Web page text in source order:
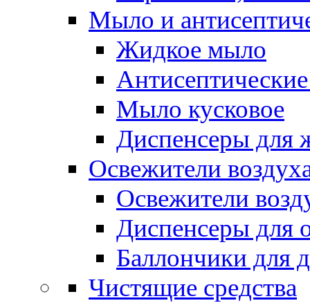
Мыло и
Жидкое мыло
Мыло кусковое
Диспенсеры для
Освежители
Освежители
Диспенсеры для
Баллончики для
Чистящие средства